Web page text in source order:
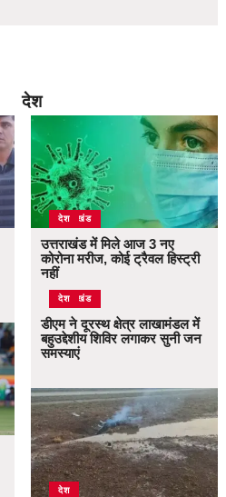
देश
उत्तराखंड
देश
उत्तराखंड में मिले आज 3 नए
कोरोना मरीज, कोई ट्रैवल हिस्ट्री
नहीं
उत्तराखंड
देश
डीएम ने दूरस्थ क्षेत्र लाखामंडल में
बहुउद्देशीय शिविर लगाकर सुनी जन
समस्याएं
देश